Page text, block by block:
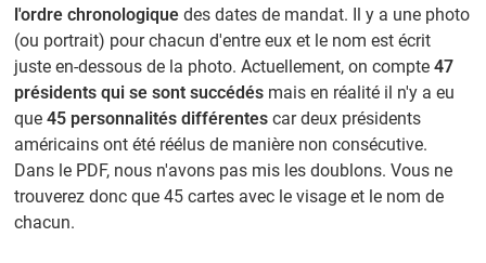
l'ordre chronologique des dates de mandat. Il y a une photo
(ou portrait) pour chacun d'entre eux et le nom est écrit
juste en-dessous de la photo. Actuellement, on compte47
présidents qui se sont succédés mais en réalité il n'y a eu
que45 personnalités différentes car deux présidents
américains ont été réélus de manière non consécutive.
Dans le PDF, nous n'avons pas mis les doublons. Vous ne
trouverez donc que 45 cartes avec le visage et le nom de
chacun.